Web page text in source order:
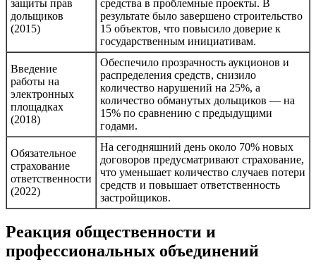
защиты прав
дольщиков
(2015)
средства в проблемные проекты. В
результате было завершено строительство
15 объектов, что повысило доверие к
государственным инициативам.
Введение
работы на
электронных
площадках
(2018)
Обеспечило прозрачность аукционов и
распределения средств, снизило
количество нарушений на 25%, а
количество обманутых дольщиков — на
15% по сравнению с предыдущими
годами.
Обязательное
страхование
ответственности
(2022)
На сегодняшний день около 70% новых
договоров предусматривают страхование,
что уменьшает количество случаев потери
средств и повышает ответственность
застройщиков.
Реакция общественности и
профессиональных объединений